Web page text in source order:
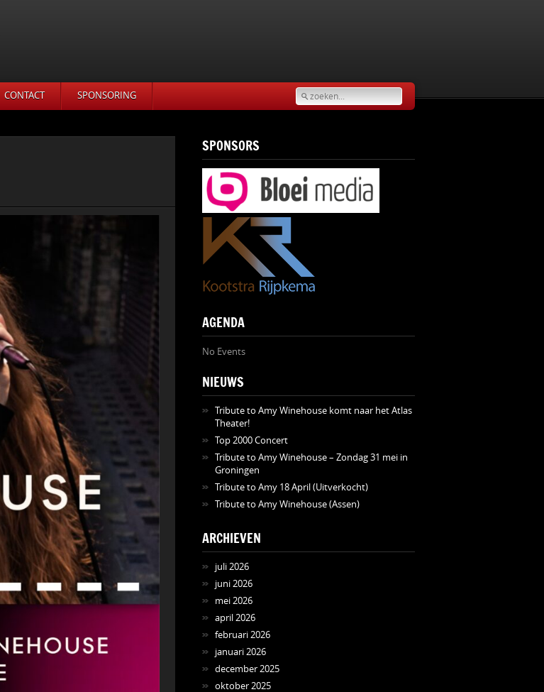
CONTACT SPONSORING
SPONSORS
AGENDA
No Events
NIEUWS
Tribute to Amy Winehouse komt naar het Atlas
Theater!
Top 2000 Concert
Tribute to Amy Winehouse – Zondag 31 mei in
Groningen
Tribute to Amy 18 April (Uitverkocht)
Tribute to Amy Winehouse (Assen)
ARCHIEVEN
juli 2026
juni 2026
mei 2026
april 2026
februari 2026
januari 2026
december 2025
oktober 2025